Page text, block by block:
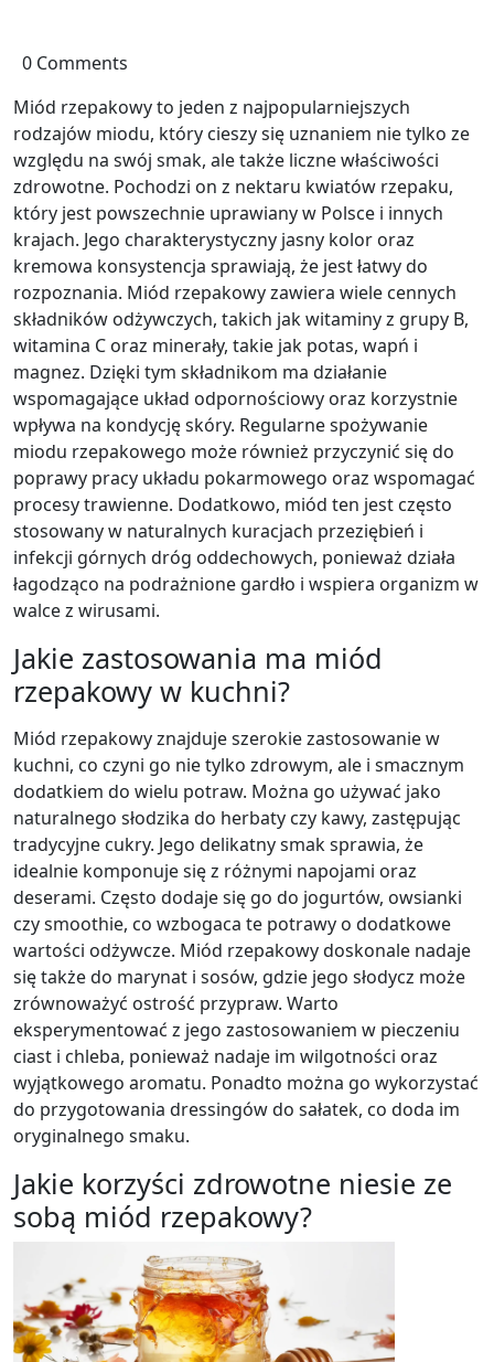
0 Comments
Miód rzepakowy to jeden z najpopularniejszych
rodzajów miodu, który cieszy się uznaniem nie tylko ze
względu na swój smak, ale także liczne właściwości
zdrowotne. Pochodzi on z nektaru kwiatów rzepaku,
który jest powszechnie uprawiany w Polsce i innych
krajach. Jego charakterystyczny jasny kolor oraz
kremowa konsystencja sprawiają, że jest łatwy do
rozpoznania. Miód rzepakowy zawiera wiele cennych
składników odżywczych, takich jak witaminy z grupy B,
witamina C oraz minerały, takie jak potas, wapń i
magnez. Dzięki tym składnikom ma działanie
wspomagające układ odpornościowy oraz korzystnie
wpływa na kondycję skóry. Regularne spożywanie
miodu rzepakowego może również przyczynić się do
poprawy pracy układu pokarmowego oraz wspomagać
procesy trawienne. Dodatkowo, miód ten jest często
stosowany w naturalnych kuracjach przeziębień i
infekcji górnych dróg oddechowych, ponieważ działa
łagodząco na podrażnione gardło i wspiera organizm w
walce z wirusami.
Jakie zastosowania ma miód
rzepakowy w kuchni?
Miód rzepakowy znajduje szerokie zastosowanie w
kuchni, co czyni go nie tylko zdrowym, ale i smacznym
dodatkiem do wielu potraw. Można go używać jako
naturalnego słodzika do herbaty czy kawy, zastępując
tradycyjne cukry. Jego delikatny smak sprawia, że
idealnie komponuje się z różnymi napojami oraz
deserami. Często dodaje się go do jogurtów, owsianki
czy smoothie, co wzbogaca te potrawy o dodatkowe
wartości odżywcze. Miód rzepakowy doskonale nadaje
się także do marynat i sosów, gdzie jego słodycz może
zrównoważyć ostrość przypraw. Warto
eksperymentować z jego zastosowaniem w pieczeniu
ciast i chleba, ponieważ nadaje im wilgotności oraz
wyjątkowego aromatu. Ponadto można go wykorzystać
do przygotowania dressingów do sałatek, co doda im
oryginalnego smaku.
Jakie korzyści zdrowotne niesie ze
sobą miód rzepakowy?